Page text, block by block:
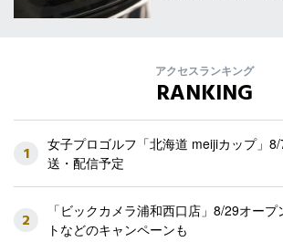
アクセスランキング
RANKING
1
女子プロゴルフ「北海道 meijiカップ」
送・配信予定
2
「ビックカメラ浦和西口店」8/29オー
トなどのキャンペーンも